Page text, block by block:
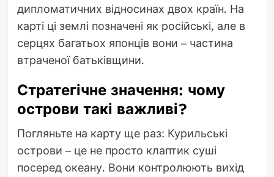
дипломатичних відносинах двох країн. На
карті ці землі позначені як російські, але в
серцях багатьох японців вони – частина
втраченої батьківщини.
Стратегічне значення: чому
острови такі важливі?
Погляньте на карту ще раз: Курильські
острови – це не просто клаптик суші
посеред океану. Вони контролюють вихід